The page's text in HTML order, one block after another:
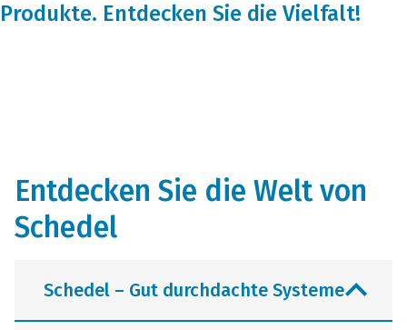
Produkte. Entdecken Sie die Vielfalt!
Entdecken Sie die Welt von
Schedel
Schedel – Gut durchdachte Systeme